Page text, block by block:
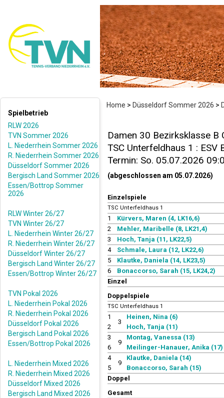
Home > Düsseldorf Sommer 2026 >
Spielbetrieb
RLW 2026
TVN Sommer 2026
L. Niederrhein Sommer 2026
R. Niederrhein Sommer 2026
Düsseldorf Sommer 2026
Bergisch Land Sommer 2026
Essen/Bottrop Sommer
2026
RLW Winter 26/27
TVN Winter 26/27
L. Niederrhein Winter 26/27
R. Niederrhein Winter 26/27
Düsseldorf Winter 26/27
Bergisch Land Winter 26/27
Essen/Bottrop Winter 26/27
TVN Pokal 2026
L. Niederrhein Pokal 2026
R. Niederrhein Pokal 2026
Düsseldorf Pokal 2026
Bergisch Land Pokal 2026
Essen/Bottrop Pokal 2026
L. Niederrhein Mixed 2026
R. Niederrhein Mixed 2026
Düsseldorf Mixed 2026
Bergisch Land Mixed 2026
Damen 30 Bezirksklasse B
TSC Unterfeldhaus 1 : ESV
Termin: So. 05.07.2026
(abgeschlossen am 05.07.2026)
Einzelspiele
TSC Unterfeldhaus 1
1
Kürvers, Maren (4, LK16,6)
2
Mehler, Maribelle (8, LK21,4)
3
Hoch, Tanja (11, LK22,5)
4
Schmale, Laura (12, LK22,6)
5
Klautke, Daniela (14, LK23,5)
6
Bonaccorso, Sarah (15, LK24,2)
Einzel
Doppelspiele
TSC Unterfeldhaus 1
1
2
3
Heinen, Nina (6)
Hoch, Tanja (11)
3
6
9
Montag, Vanessa (13)
Meilinger-Hanauer, Anika (17)
4
5
9
Klautke, Daniela (14)
Bonaccorso, Sarah (15)
Doppel
Gesamt